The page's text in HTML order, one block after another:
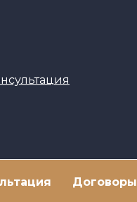
Договоры